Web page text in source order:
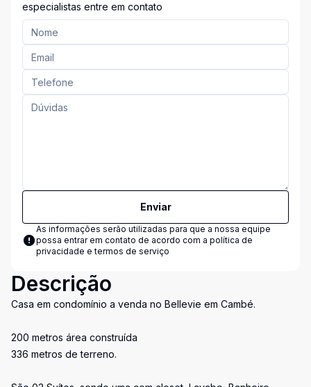
especialistas entre em contato
Enviar
As informações serão utilizadas para que a nossa equipe
possa entrar em contato de acordo com a política de
privacidade e termos de serviço
Descrição
Casa em condomínio a venda no Bellevie em Cambé.
200 metros área construída
336 metros de terreno.